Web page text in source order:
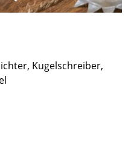
Kugelschreiber,